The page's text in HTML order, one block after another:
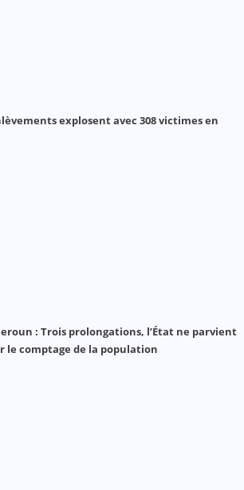
explosent avec 308 victimes en
: Trois prolongations, l’État ne parvient
le comptage de la population